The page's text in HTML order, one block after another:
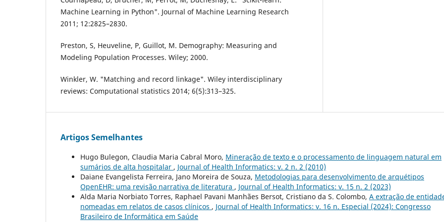
Machine Learning in Python". Journal of Machine Learning Research
2011; 12:2825–2830.
Preston, S, Heuveline, P, Guillot, M. Demography: Measuring and
Modeling Population Processes. Wiley; 2000.
Winkler, W. "Matching and record linkage". Wiley interdisciplinary
reviews: Computational statistics 2014; 6(5):313–325.
Artigos Semelhantes
Hugo Bulegon, Claudia Maria Cabral Moro, Mineração de texto e o processamento de linguagem natural em
sumários de alta hospitalar , Journal of Health Informatics: v. 2 n. 2 (2010)
Daiane Evangelista Ferreira, Jano Moreira de Souza, Metodologias para desenvolvimento de arquétipos
OpenEHR: uma revisão narrativa de literatura , Journal of Health Informatics: v. 15 n. 2 (2023)
Alda Maria Norbiato Torres, Raphael Pavani Manhães Bersot, Cristiano da S. Colombo, A extração de
nomeadas em relatos de casos clínicos , Journal of Health Informatics: v. 16 n. Especial (2024): Congresso
Brasileiro de Informática em Saúde